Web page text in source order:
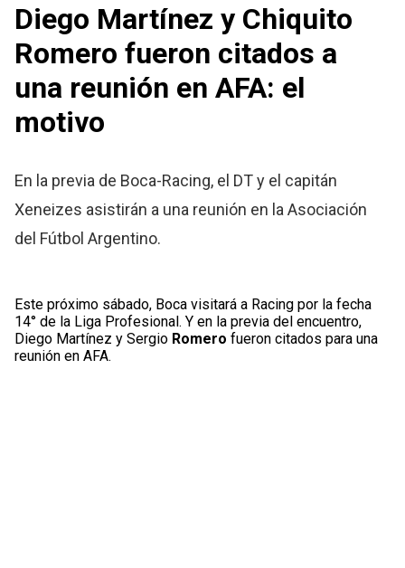
Diego Martínez y Chiquito
Romero fueron citados a
una reunión en AFA: el
motivo
En la previa de Boca-Racing, el DT y el capitán
Xeneizes asistirán a una reunión en la Asociación
del Fútbol Argentino.
Este próximo sábado, Boca visitará a Racing por la fecha
14° de la Liga Profesional. Y en la previa del encuentro,
Diego Martínez y Sergio Romero fueron citados para una
reunión en AFA.